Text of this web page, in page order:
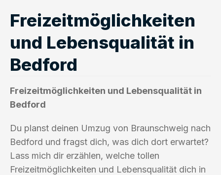
Freizeitmöglichkeiten
und Lebensqualität in
Bedford
Freizeitmöglichkeiten und Lebensqualität in
Bedford
Du planst deinen Umzug von Braunschweig nach
Bedford und fragst dich, was dich dort erwartet?
Lass mich dir erzählen, welche tollen
Freizeitmöglichkeiten und Lebensqualität dich in